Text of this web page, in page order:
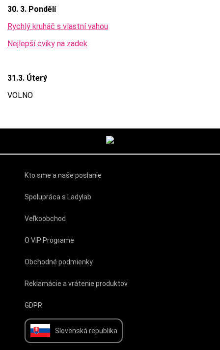
30. 3. Pondělí
Rychlý kruháč s vlastní vahou
Nejlepší cviky na zadek
31.3. Úterý
VOLNO
Kto sme a naše poslanie
Spolupráca s Ladylab
Veľkoobchod
O VIP Programe
Obchodné podmienky
Reklamácie a vrátenie produktov
GDPR
Slovenská republika